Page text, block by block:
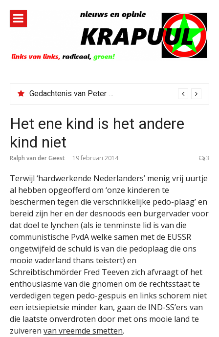
inhoud
Gedachtenis van Peter Faber
Het ene kind is het andere
kind niet
Ralph van der Geest 19 februari 2014 3
Terwijl ‘hardwerkende Nederlanders’ menig vrij uurtje
al hebben opgeofferd om ‘onze kinderen te
beschermen tegen die verschrikkelijke pedo-plaag’ en
bereid zijn her en der desnoods een burgervader voor
dat doel te lynchen (als ie tenminste lid is van die
communistische PvdA welke samen met de EUSSR
ongetwijfeld de schuld is van die pedoplaag die ons
mooie vaderland thans teistert) en
Schreibtischmörder Fred Teeven zich afvraagt of het
enthousiasme van die gnomen om de rechtsstaat te
verdedigen tegen pedo-gespuis en links schorem niet
een ietsiepietsie minder kan, gaan de IND-SS’ers van
die laatste onverdroten door met ons mooie land te
zuiveren van vreemde smetten.